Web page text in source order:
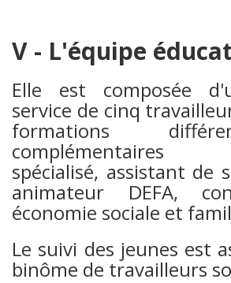
V - L'équipe
Elle est composée
service de cinq
formations
complémentaires
spécialisé, assistant de
animateur DEFA,
économie sociale et
Le suivi des jeunes est
binôme de travailleurs